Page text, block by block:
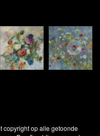
copyright op alle getoonde